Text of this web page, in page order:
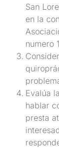
San
en la
numero
Evalúa
hablar
presta